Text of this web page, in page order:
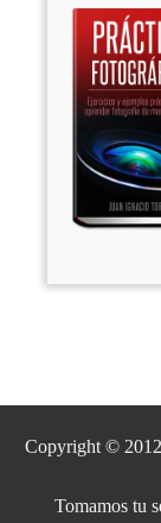
Copyright ©
Tomamos tu